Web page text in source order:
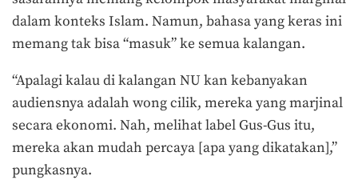
dalam konteks Islam. Namun, bahasa yang keras ini
memang tak bisa “masuk” ke semua kalangan.
“Apalagi kalau di kalangan NU kan kebanyakan
audiensnya adalah wong cilik, mereka yang marjinal
secara ekonomi. Nah, melihat label Gus-Gus itu,
mereka akan mudah percaya [apa yang dikatakan],”
pungkasnya.